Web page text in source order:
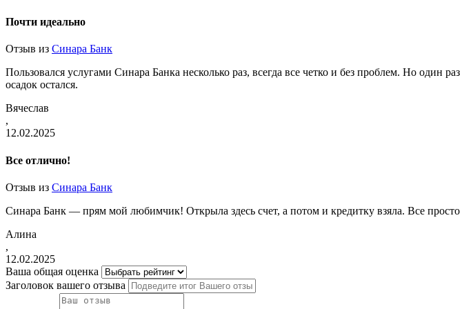
Почти идеально
Отзыв из Синара Банк
Пользовался услугами Синара Банка несколько раз, всегда все четко и без проблем. Но один
осадок остался.
Вячеслав
,
12.02.2025
Все отлично!
Отзыв из Синара Банк
Синара Банк — прям мой любимчик! Открыла здесь счет, а потом и кредитку взяла. Все
Алина
,
12.02.2025
Ваша общая оценка
Заголовок вашего отзыва